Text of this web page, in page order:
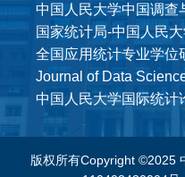
中国人民大学中国调查
国家统计局-中国人民
全国应用统计专业学位
Journal of Data
中国人民大学国际统计
版权所有Copyright ©2025